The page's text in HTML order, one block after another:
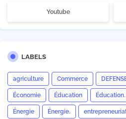
Youtube
LABELS
agriculture Commerce
Économie Éducation Éducation.
Énergie Énergie.